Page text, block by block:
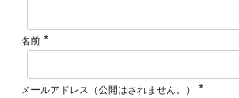
名前 *
メールアドレス（公開はされません。） *